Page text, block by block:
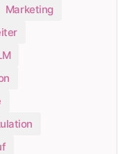
Marketing